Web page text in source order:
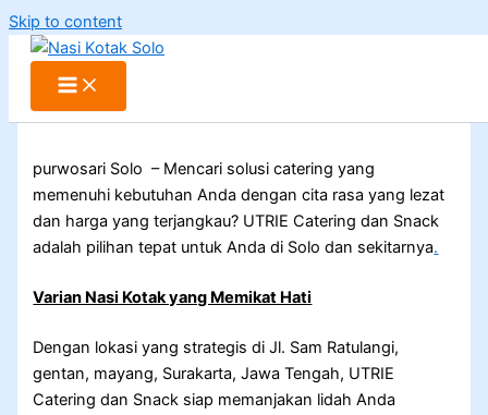
Skip to content
purwosari Solo – Mencari solusi catering yang
memenuhi kebutuhan Anda dengan cita rasa yang lezat
dan harga yang terjangkau? UTRIE Catering dan Snack
adalah pilihan tepat untuk Anda di Solo dan sekitarnya.
Varian Nasi Kotak yang Memikat Hati
Dengan lokasi yang strategis di Jl. Sam Ratulangi,
gentan, mayang, Surakarta, Jawa Tengah, UTRIE
Catering dan Snack siap memanjakan lidah Anda